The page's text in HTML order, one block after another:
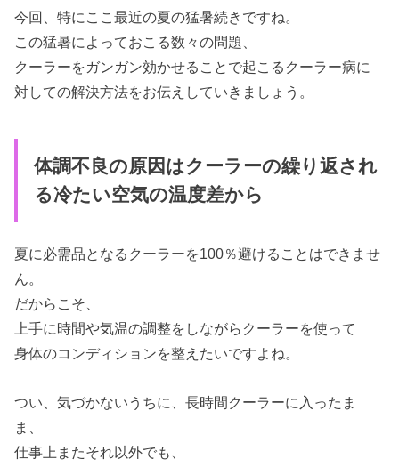
今回、特にここ最近の夏の猛暑続きですね。
この猛暑によっておこる数々の問題、
クーラーをガンガン効かせることで起こるクーラー病に
対しての解決方法をお伝えしていきましょう。
体調不良の原因はクーラーの繰り返され
る冷たい空気の温度差から
夏に必需品となるクーラーを100％避けることはできませ
ん。
だからこそ、
上手に時間や気温の調整をしながらクーラーを使って
身体のコンディションを整えたいですよね。
つい、気づかないうちに、長時間クーラーに入ったま
ま、
仕事上またそれ以外でも、